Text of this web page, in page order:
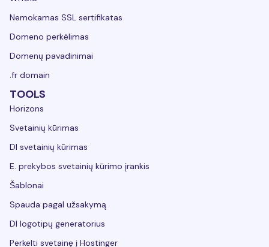
Nemokamas SSL sertifikatas
Domeno perkėlimas
Domenų pavadinimai
.fr domain
TOOLS
Horizons
Svetainių kūrimas
DI svetainių kūrimas
E. prekybos svetainių kūrimo įrankis
Šablonai
Spauda pagal užsakymą
DI logotipų generatorius
Perkelti svetainę į Hostinger